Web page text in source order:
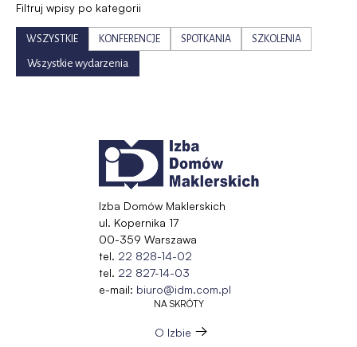
Filtruj wpisy po kategorii
WSZYSTKIE KONFERENCJE SPOTKANIA SZKOLENIA
Wszystkie wydarzenia
Izba Domów Maklerskich
ul. Kopernika 17
00-359 Warszawa
tel. 22 828-14-02
tel. 22 827-14-03
e-mail: biuro@idm.com.pl
NA SKRÓTY
O Izbie